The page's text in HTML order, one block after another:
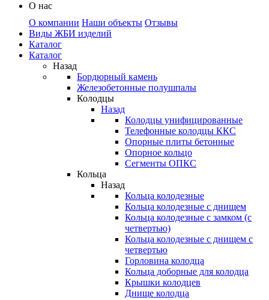
О нас
О компании Наши объекты Отзывы
Виды ЖБИ изделий
Каталог
Каталог
Назад
Бордюрный камень
Железобетонные полушпалы
Колодцы
Назад
Колодцы унифицированные
Телефонные колодцы ККС
Опорные плиты бетонные
Опорное кольцо
Сегменты ОПКС
Кольца
Назад
Кольца колодезные
Кольца колодезные с днищем
Кольца колодезные с замком (с
четвертью)
Кольца колодезные с днищем с
четвертью
Горловина колодца
Кольца доборные для колодца
Крышки колодцев
Днище колодца